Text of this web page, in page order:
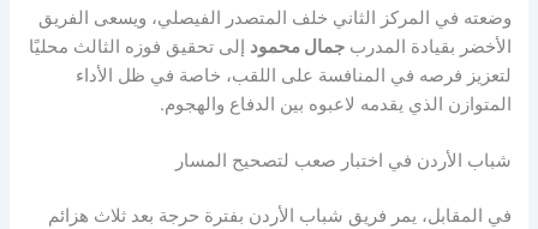
وضعته في المركز الثاني خلف المتصدر الفيصلي، ويسعى الفريق
الأخضر بقيادة المدربجمال محمود إلى تحقيق فوزه الثالث محليًا
لتعزيز فرصه في المنافسة على اللقب، خاصة في ظل الأداء
المتوازن الذي يقدمه لاعبوه بين الدفاع والهجوم.
شباب الأردن في اختبار صعب لتصحيح المسار
في المقابل، يمر فريق شباب الأردن بفترة حرجة بعد ثلاث هزائم